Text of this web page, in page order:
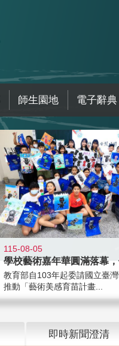
師生園地 電子辭典
115-08-05
教育部自103年起委請國立臺
推動「藝術美感育苗計畫...
即時新聞澄清